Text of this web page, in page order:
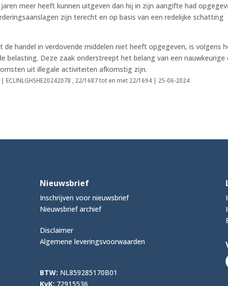
meer heeft kunnen uitgeven dan hij in zijn aangifte had
zijn terecht en op basis van een redelijke schatting
handel in verdovende middelen niet heeft opgegeven, is volgens
belasting. Deze zaak onderstreept het belang van een nauwkeurige
uit illegale activiteiten afkomstig zijn.
, 22/1687 tot en met 22/1694 | 25-06-2024
Nieuwsbrief
Inschrijven voor nieuwsbrief
Nieuwsbrief archief
Disclaimer
Algemene leveringsvoorwaarden
BTW: NL859285170B01
KvK: 72915536